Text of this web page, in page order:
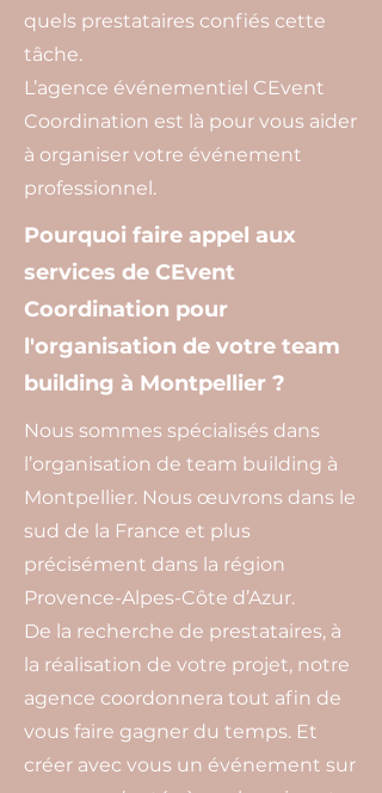
quels prestataires confiés cette
tâche.
L’agence événementiel CEvent
Coordination est là pour vous aider
à organiser votre événement
professionnel.
Pourquoi faire appel aux
services de CEvent
Coordination pour
l'organisation de votre team
building à Montpellier ?
Nous sommes spécialisés dans
l’organisation de team building à
Montpellier. Nous œuvrons dans le
sud de la France et plus
précisément dans la région
Provence-Alpes-Côte d’Azur.
De la recherche de prestataires, à
la réalisation de votre projet, notre
agence coordonnera tout afin de
vous faire gagner du temps. Et
créer avec vous un événement sur